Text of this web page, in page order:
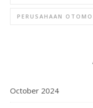
PERUSAHAAN
October 2024